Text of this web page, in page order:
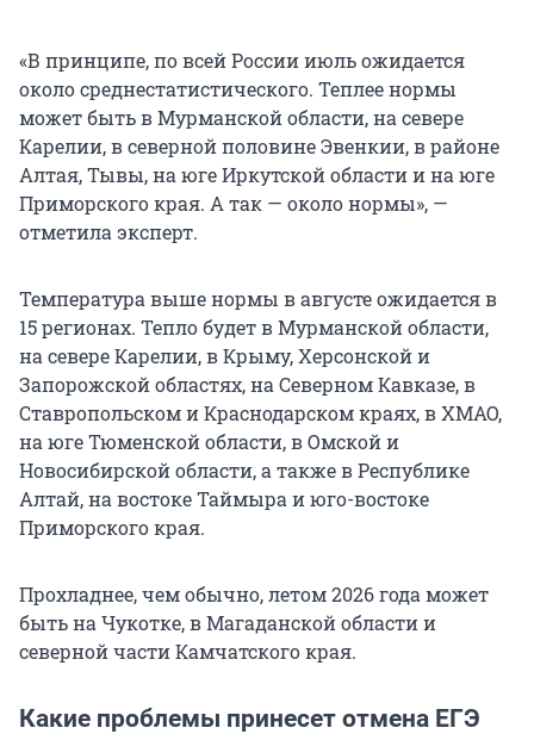
«В принципе, по всей России июль ожидается
около среднестатистического. Теплее нормы
может быть в Мурманской области, на севере
Карелии, в северной половине Эвенкии, в районе
Алтая, Тывы, на юге Иркутской области и на юге
Приморского края. А так — около нормы», —
отметила эксперт.
Температура выше нормы в августе ожидается в
15 регионах. Тепло будет в Мурманской области,
на севере Карелии, в Крыму, Херсонской и
Запорожской областях, на Северном Кавказе, в
Ставропольском и Краснодарском краях, в ХМАО,
на юге Тюменской области, в Омской и
Новосибирской области, а также в Республике
Алтай, на востоке Таймыра и юго-востоке
Приморского края.
Прохладнее, чем обычно, летом 2026 года может
быть на Чукотке, в Магаданской области и
северной части Камчатского края.
Какие проблемы принесет отмена ЕГЭ